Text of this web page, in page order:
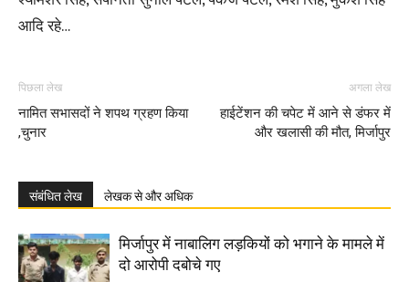
आदि रहे…
पिछला लेख
नामित सभासदों ने शपथ ग्रहण किया
,चुनार
अगला लेख
हाईटेंशन की चपेट में आने से डंफर में
और खलासी की मौत, मिर्जापुर
संबंधित लेख लेखक से और अधिक
मिर्जापुर में नाबालिग लड़कियों को भगाने के मामले में
दो आरोपी दबोचे गए